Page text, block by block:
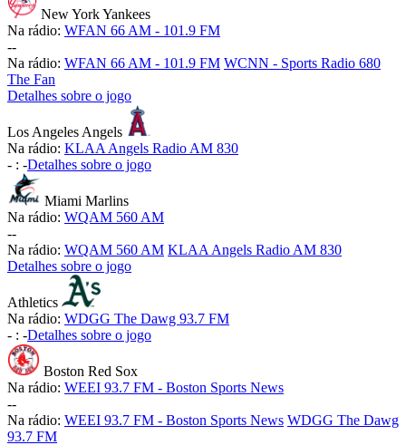
New York Yankees
Na rádio: WFAN 66 AM - 101.9 FM
--
Na rádio: WFAN 66 AM - 101.9 FM WCNN - Sports Radio 680
The Fan
Detalhes sobre o jogo
Los Angeles Angels
Na rádio: KLAA Angels Radio AM 830
- : -Detalhes sobre o jogo
Miami Marlins
Na rádio: WQAM 560 AM
--
Na rádio: WQAM 560 AM KLAA Angels Radio AM 830
Detalhes sobre o jogo
Athletics
Na rádio: WDGG The Dawg 93.7 FM
- : -Detalhes sobre o jogo
Boston Red Sox
Na rádio: WEEI 93.7 FM - Boston Sports News
--
Na rádio: WEEI 93.7 FM - Boston Sports News WDGG The Dawg
93.7 FM